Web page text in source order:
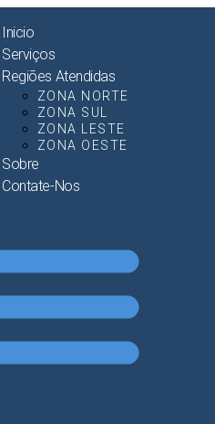
Inicio
Serviços
Regiões Atendidas
ZONA NORTE
ZONA SUL
ZONA LESTE
ZONA OESTE
Sobre
Contate-Nos